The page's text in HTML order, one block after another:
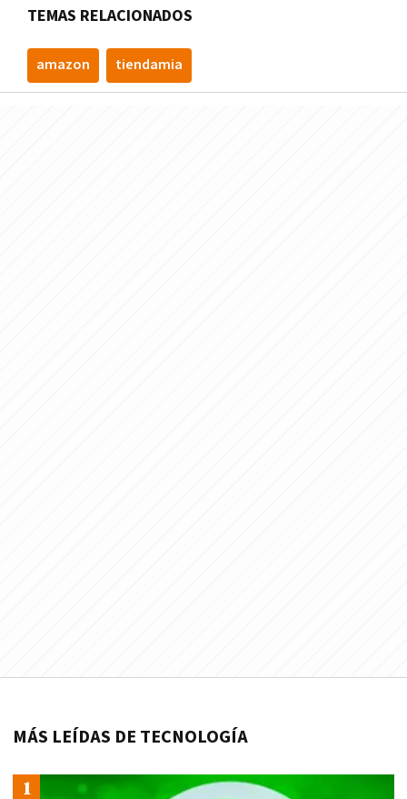
TEMAS RELACIONADOS
amazon tiendamia
MÁS LEÍDAS DE TECNOLOGÍA